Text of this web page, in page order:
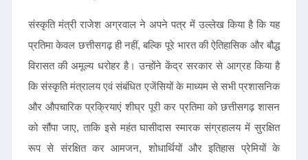
संस्कृति मंत्री राजेश अग्रवाल ने अपने पत्र में उल्लेख किया है कि यह
प्रतिमा केवल छत्तीसगढ़ ही नहीं, बल्कि पूरे भारत की ऐतिहासिक और बौद्ध
विरासत की अमूल्य धरोहर है। उन्होंने केंद्र सरकार से आग्रह किया है
कि संस्कृति मंत्रालय एवं संबंधित एजेंसियों के माध्यम से सभी प्रशासनिक
और औपचारिक प्रक्रियाएं शीघ्र पूरी कर प्रतिमा को छत्तीसगढ़ शासन
को सौंपा जाए, ताकि इसे महंत घासीदास स्मारक संग्रहालय में सुरक्षित
रूप से संरक्षित कर आमजन, शोधार्थियों और इतिहास प्रेमियों के